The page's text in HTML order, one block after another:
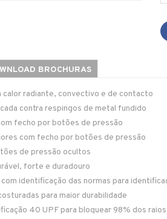
BROCHURAS
radiante, convectivo e de contacto
contra respingos de metal fundido
fecho por botões de pressão
com fecho por botões de pressão
de pressão ocultos
forte e duradouro
identificação das normas para
para maior durabilidade
40 UPF para bloquear 98% dos